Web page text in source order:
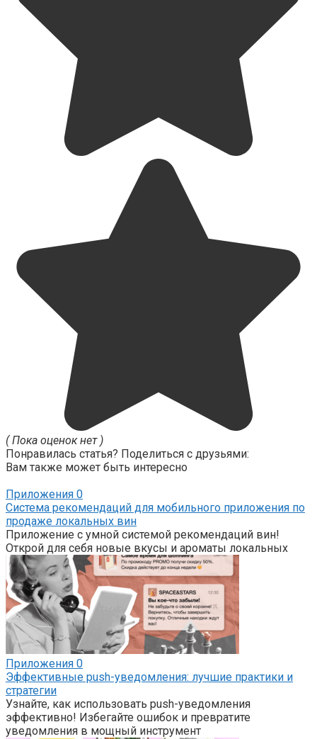
( Пока оценок нет )
Понравилась статья? Поделиться с друзьями:
Вам также может быть интересно
Приложения 0
Система рекомендаций для мобильного приложения по
продаже локальных вин
Приложение с умной системой рекомендаций вин!
Открой для себя новые вкусы и ароматы локальных
Приложения 0
Эффективные push-уведомления: лучшие практики и
стратегии
Узнайте, как использовать push-уведомления
эффективно! Избегайте ошибок и превратите
уведомления в мощный инструмент